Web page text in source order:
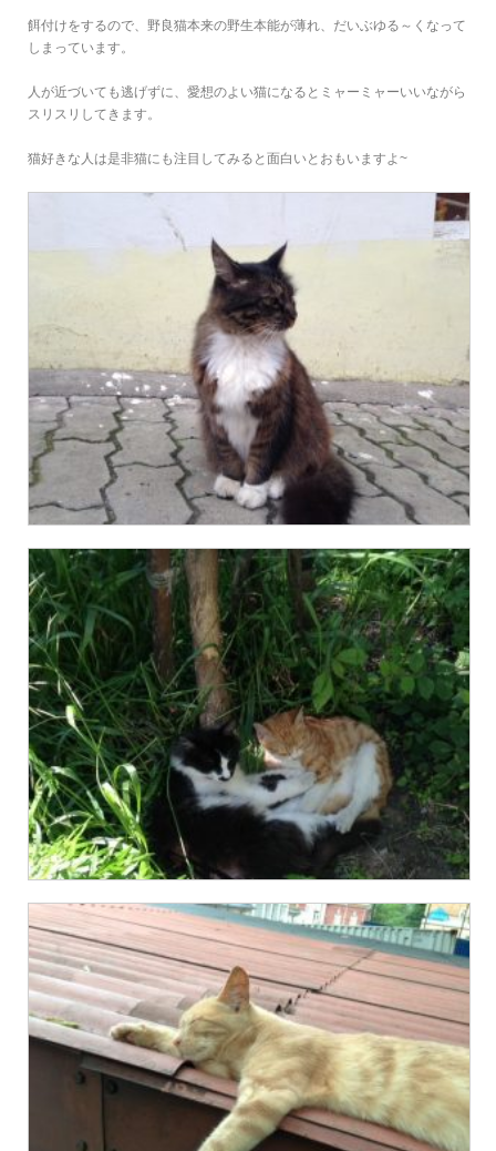
餌付けをするので、野良猫本来の野生本能が薄れ、だいぶゆる～くなって
しまっています。
人が近づいても逃げずに、愛想のよい猫になるとミャーミャーいいながら
スリスリしてきます。
猫好きな人は是非猫にも注目してみると面白いとおもいますよ~